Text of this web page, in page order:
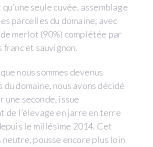
seule cuvée, assemblage
parcelles du domaine, avec
merlot (90%) complétée par
franc et sauvignon.
nous sommes devenus
domaine, nous avons décidé
une seconde, issue
de l’élevage en jarre en terre
le millésime 2014. Cet
neutre, pousse encore plus loin